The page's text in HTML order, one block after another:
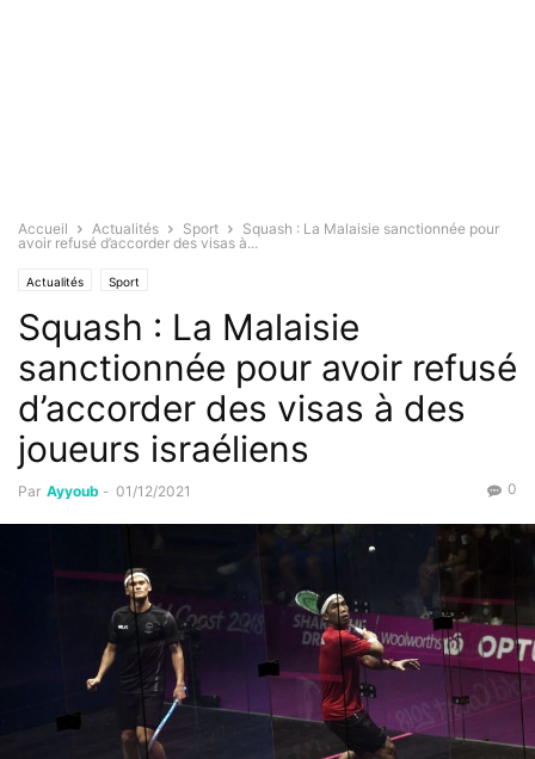
Accueil Actualités Sport
Squash : La Malaisie sanctionnée pour
avoir refusé d’accorder des visas à...
Actualités Sport
Squash : La Malaisie
sanctionnée pour avoir refusé
d’accorder des visas à des
joueurs israéliens
Par Ayyoub - 01/12/2021 0